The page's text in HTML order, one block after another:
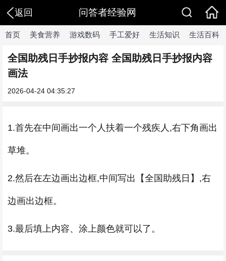
返回 问答者经验网
首页 美食营养 游戏数码 手工爱好 生活知识 生活百科
全国助残日手抄报内容 全国助残日手抄报内容
画法
2026-04-24 04:35:27
1.首先在中间画出一个人扶着一个残疾人,右下角画出
草堆。
2.然后在左边画出边框,中间写出【全国助残日】,右
边画出边框。
3.最后填上内容、涂上颜色就可以了。